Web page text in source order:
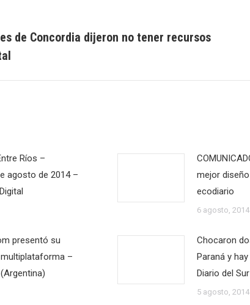
de Concordia dijeron no tener recursos
Ríos –
agosto de 2014 –
mejor
ecodiario
6 agosto, 2014
presentó su
–
Chocaron
Paraná y
Diario del
5 agosto, 2014